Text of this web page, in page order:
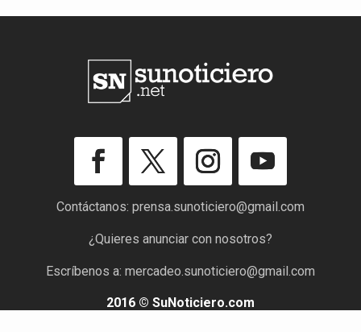
Contáctanos: prensa.sunoticiero@gmail.com
¿Quieres anunciar con nosotros?
Escríbenos a: mercadeo.sunoticiero@gmail.com
2016 © SuNoticiero.com